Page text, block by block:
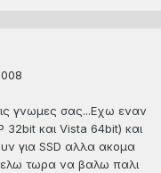
γνωμες σας...Εχω εναν
32bit και Vista 64bit) και
για SSD αλλα ακομα
τωρα να βαλω παλι